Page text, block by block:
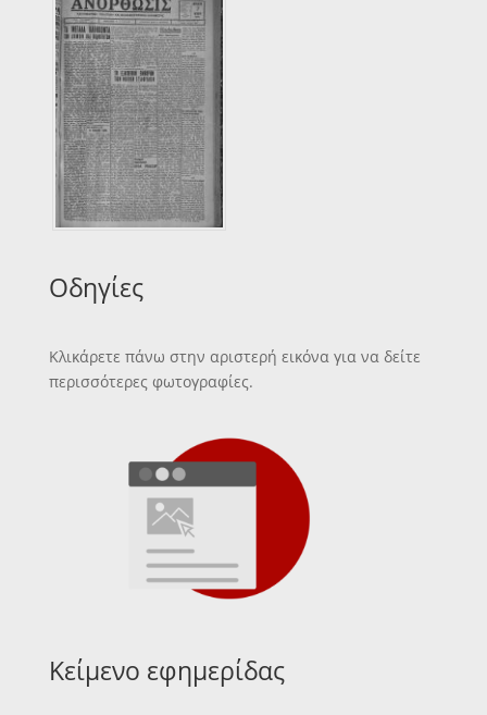
Οδηγίες
Κλικάρετε πάνω στην αριστερή εικόνα για να δείτε
περισσότερες φωτογραφίες.
Κείμενο εφημερίδας